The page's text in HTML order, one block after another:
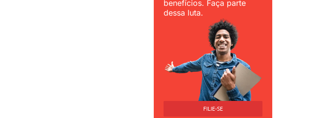
benefícios. Faça parte
dessa luta.
FILIE-SE